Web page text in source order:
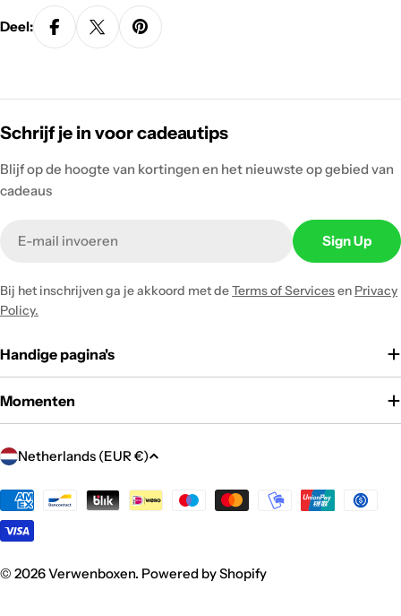
Deel:
Schrijf je in voor cadeautips
Blijf op de hoogte van kortingen en het nieuwste op gebied van
cadeaus
Sign Up
Bij het inschrijven ga je akkoord met deTerms of Servicesen Privacy
Policy.
Handige pagina's
Momenten
C
u
n
t
r
Netherlands (EUR €)
Payment
methods
© 2026Verwenboxen. Powered by Shopify